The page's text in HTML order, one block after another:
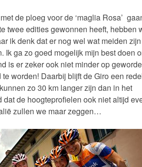
de ploeg voor de ‘maglia Rosa’
twee edities gewonnen heeft, hebben
ik denk dat er nog wel wat meiden
Ik ga zo goed mogelijk mijn best doen
is er zeker ook niet minder op
worden! Daarbij blijft de Giro een
zo 30 km langer zijn dan in het
de hoogteprofielen ook niet altijd
zullen we maar zeggen…